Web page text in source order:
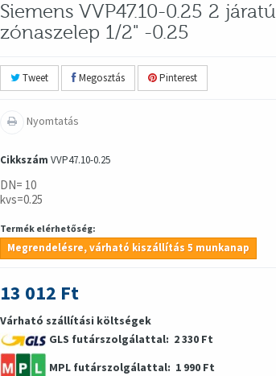
Siemens VVP47.10-0.25 2 járatú
zónaszelep 1/2" -0.25
Tweet Megosztás Pinterest
Nyomtatás
Cikkszám VVP47.10-0.25
DN= 10
kvs=0.25
Termék elérhetőség:
Megrendelésre, várható kiszállítás 5 munkanap
13 012 Ft
Várható szállítási költségek
GLS futárszolgálattal: 2 330 Ft
MPL futárszolgálattal: 1 990 Ft